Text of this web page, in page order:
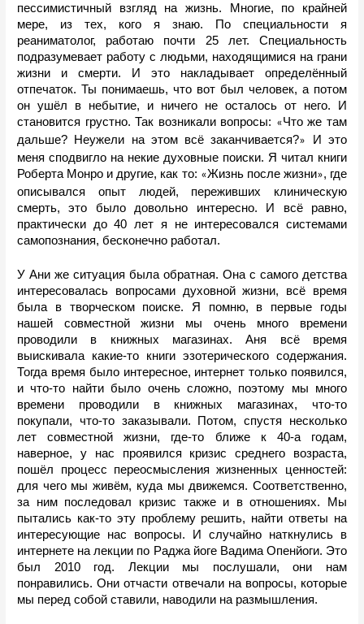
пессимистичный взгляд на жизнь. Многие, по крайней
мере, из тех, кого я знаю. По специальности я
реаниматолог, работаю почти 25 лет. Специальность
подразумевает работу с людьми, находящимися на грани
жизни и смерти. И это накладывает определённый
отпечаток. Ты понимаешь, что вот был человек, а потом
он ушёл в небытие, и ничего не осталось от него. И
становится грустно. Так возникали вопросы: «Что же там
дальше? Неужели на этом всё заканчивается?»
И это
меня сподвигло на некие духовные поиски. Я читал книги
Роберта Монро и другие, как то: «Жизнь после жизни», где
описывался опыт людей, переживших клиническую
смерть, это было довольно интересно. И всё равно,
практически до 40 лет я не интересовался системами
самопознания, бесконечно работал.
У Ани же ситуация была обратная. Она с самого детства
интересовалась вопросами духовной жизни, всё время
была в творческом поиске. Я помню, в первые годы
нашей совместной жизни мы очень много времени
проводили в книжных магазинах. Аня всё время
выискивала какие-то книги эзотерического содержания.
Тогда время было интересное, интернет только появился,
и что-то найти было очень сложно, поэтому мы много
времени проводили в книжных магазинах, что-то
покупали, что-то заказывали. Потом, спустя несколько
лет совместной жизни, где-то ближе к 40-а годам,
наверное, у нас проявился кризис среднего возраста,
пошёл процесс переосмысления жизненных ценностей:
для чего мы живём, куда мы движемся. Соответственно,
за ним последовал кризис также и в отношениях. Мы
пытались как-то эту проблему решить, найти ответы на
интересующие нас вопросы. И случайно наткнулись в
интернете на лекции по Раджа йоге Вадима Опенйоги. Это
был 2010 год. Лекции мы послушали, они нам
понравились. Они отчасти отвечали на вопросы, которые
мы перед собой ставили, наводили на размышления.